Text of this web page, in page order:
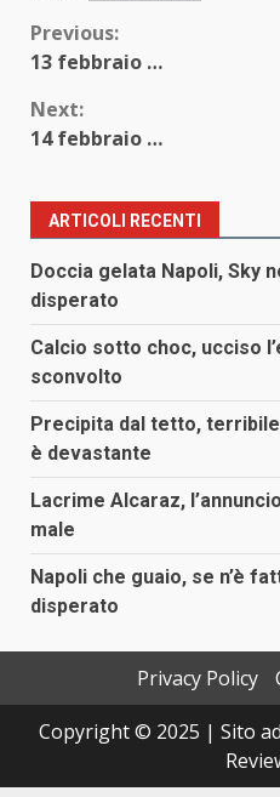
Continue
Previous:
13 febbraio …
Next:
14 febbraio …
ARTICOLI RECENTI
Doccia gelata Napoli, Sky
disperato
Calcio sotto choc, ucciso
sconvolto
Precipita dal tetto,
è devastante
Lacrime Alcaraz,
male
Napoli che guaio, se n’è
disperato
Privacy Policy
Copyright © 2025 | Sito